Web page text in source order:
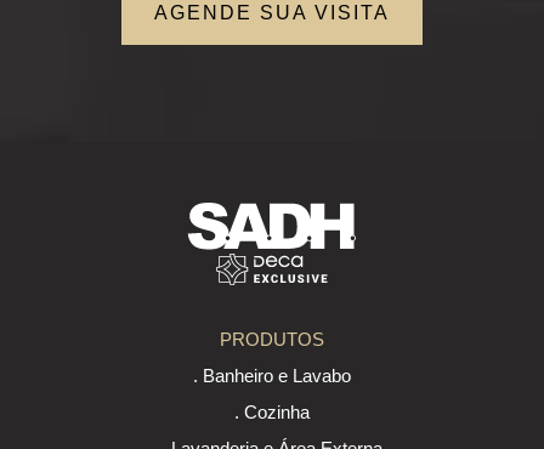
AGENDE SUA VISITA
PRODUTOS
. Banheiro e Lavabo
. Cozinha